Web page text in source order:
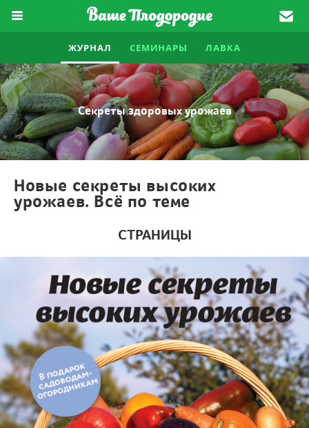
ЖУРНАЛ СЕМИНАРЫ ЛАВКА
Секреты здоровых урожаев
Новые секреты высоких
урожаев. Всё по теме
СТРАНИЦЫ